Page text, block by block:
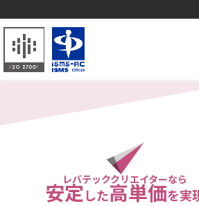
レバテッククリエイターなら
安定した高単価を実